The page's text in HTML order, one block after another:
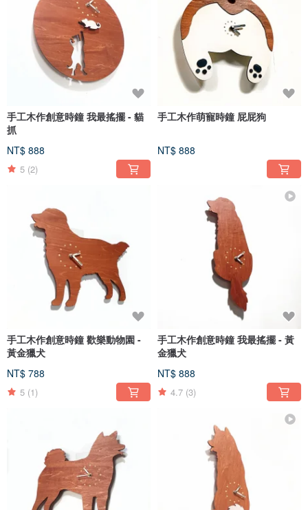
手工木作創意時鐘 我最搖擺 - 貓
抓
NT$ 888
5 (2)
手工木作萌寵時鐘 屁屁狗
NT$ 888
手工木作創意時鐘 歡樂動物園 -
黃金獵犬
NT$ 788
5 (1)
手工木作創意時鐘 我最搖擺 - 黃
金獵犬
NT$ 888
4.7 (3)